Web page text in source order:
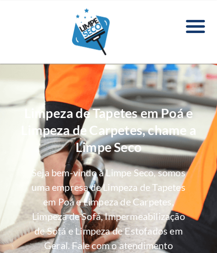
Limpeza de Tapetes em Poá e
Limpeza de Carpetes, chame a
Limpe Seco
Seja bem-vindo à Limpe Seco, somos
uma empresa de Limpeza de Tapetes
em Poá e Limpeza de Carpetes,
Limpeza de Sofá, Impermeabilização
de Sofá e Limpeza de Estofados em
Geral. Fale com o atendimento